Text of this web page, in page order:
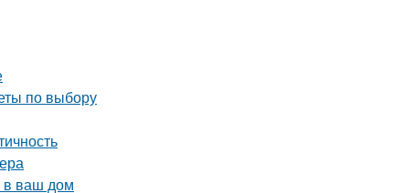
по выбору
в ваш дом